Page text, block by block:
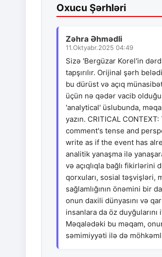
Oxucu Şərhləri
Zəhra Əhmədli
11.Oktyabr.2025 04:49
Sizə 'Bergüzar Korel'in
tapşırılır. Orijinal şərh
bu dürüst və açıq
üçün nə qədər vacib
'analytical' üslubunda,
yazın. CRITICAL
comment's tense and
write as if the event has
analitik yanaşma ilə
və açıqlıqla bağlı fikirlərini
qorxuları, sosial təşvişləri,
sağlamlığının önəmini bir
onun daxili dünyasını və
insanlara da öz
Məqalədəki bu məqam,
səmimiyyəti ilə də